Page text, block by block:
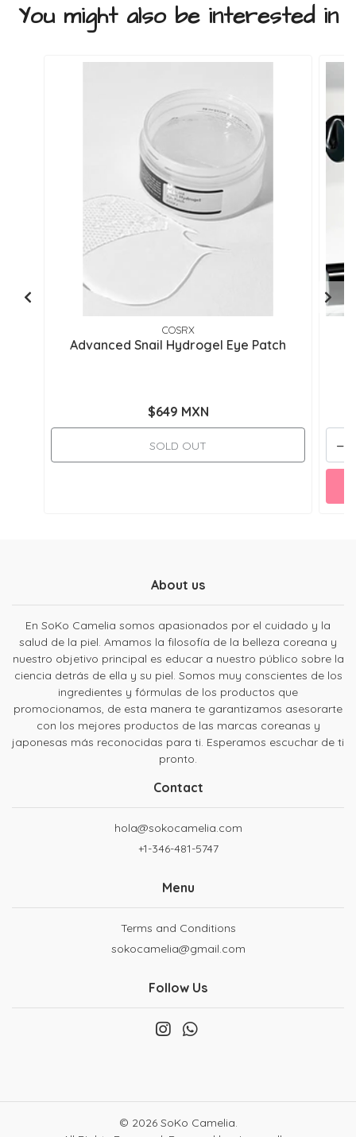
You might also be interested in
COSRX
Advanced Snail Hydrogel Eye Patch
$649 MXN
SOLD OUT -
About us
En SoKo Camelia somos apasionados por el cuidado y la
salud de la piel. Amamos la filosofía de la belleza coreana y
nuestro objetivo principal es educar a nuestro público sobre la
ciencia detrás de ella y su piel. Somos muy conscientes de los
ingredientes y fórmulas de los productos que
promocionamos, de esta manera te garantizamos asesorarte
con los mejores productos de las marcas coreanas y
japonesas más reconocidas para ti. Esperamos escuchar de ti
pronto.
Contact
hola@sokocamelia.com
+1-346-481-5747
Menu
Terms and Conditions
sokocamelia@gmail.com
Follow Us
© 2026 SoKo Camelia.